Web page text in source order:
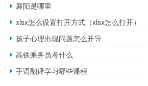
襄阳是哪里
xlsx怎么设置打开方式（xlsx怎么打开）
孩子心理出现问题怎么开导
高铁乘务员考什么
手语翻译学习哪些课程